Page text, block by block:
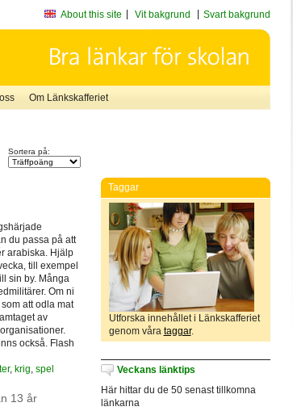
About this site Vit bakgrund Svart bakgrund
Om Länkskafferiet
Sortera på:
du passa på att
arabiska. Hjälp
till exempel
sin by. Många
Om ni
att odla mat
av
också. Flash
, krig spel
13 år
Taggar
Utforska innehållet i Länkskafferiet
genom våra taggar.
Veckans länktips
Här hittar du de 50 senast tillkomna
länkarna